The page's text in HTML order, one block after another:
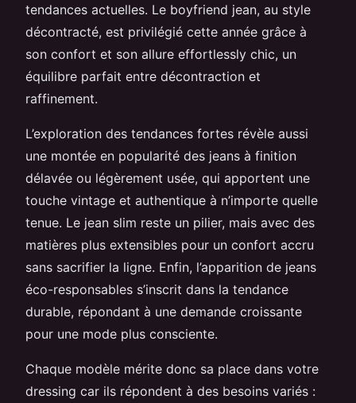
tendances actuelles. Le boyfriend jean, au style
décontracté, est privilégié cette année grâce à
son confort et son allure effortlessly chic, un
équilibre parfait entre décontraction et
raffinement.
L’exploration des tendances fortes révèle aussi
une montée en popularité des jeans à finition
délavée ou légèrement usée, qui apportent une
touche vintage et authentique à n’importe quelle
tenue. Le jean slim reste un pilier, mais avec des
matières plus extensibles pour un confort accru
sans sacrifier la ligne. Enfin, l’apparition de jeans
éco-responsables s’inscrit dans la tendance
durable, répondant à une demande croissante
pour une mode plus consciente.
Chaque modèle mérite donc sa place dans votre
dressing car ils répondent à des besoins variés :